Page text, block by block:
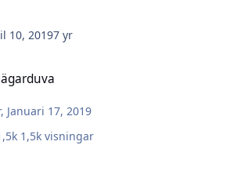
10, 20197 yr
, Januari 17, 2019
1,5k visningar